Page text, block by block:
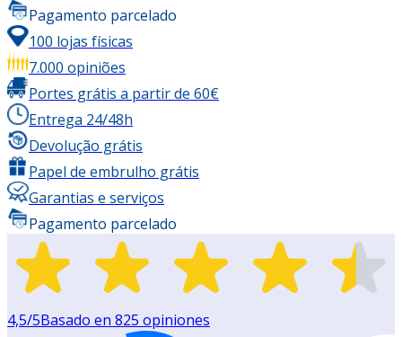
Pagamento parcelado
100 lojas físicas
7.000 opiniões
Portes grátis a partir de 60€
Entrega 24/48h
Devolução grátis
Papel de embrulho grátis
Garantias e serviços
Pagamento parcelado
4,5/5Basado en 825 opiniones